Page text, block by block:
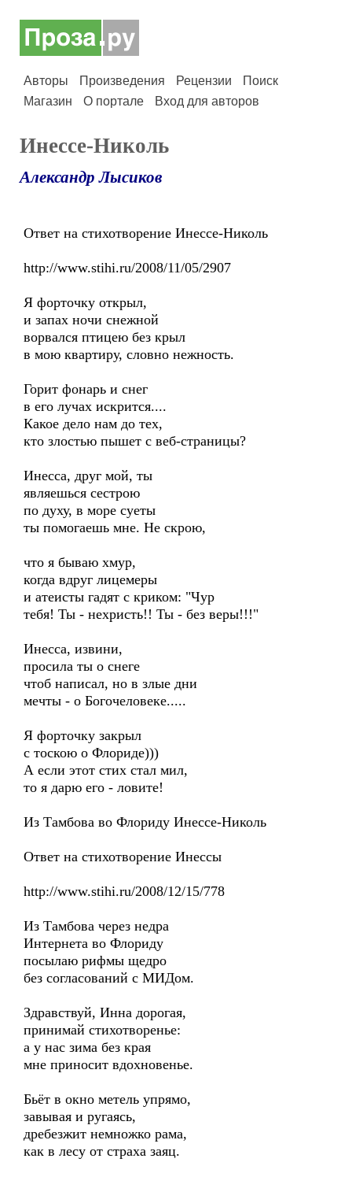
Авторы Произведения Рецензии
Поиск
Магазин
О портале Вход для авторов
Инессе-Николь
Александр Лысиков
Ответ на стихотворение Инессе-Николь
http://www.stihi.ru/2008/11/05/2907
Я форточку открыл,
и запах ночи снежной
ворвался птицею без крыл
в мою квартиру, словно нежность.
Горит фонарь и снег
в его лучах искрится....
Какое дело нам до тех,
кто злостью пышет с веб-страницы?
Инесса, друг мой, ты
являешься сестрою
по духу, в море суеты
ты помогаешь мне. Не скрою,
что я бываю хмур,
когда вдруг лицемеры
и атеисты гадят с криком: "Чур
тебя! Ты - нехристь!! Ты - без веры!!!"
Инесса, извини,
просила ты о снеге
чтоб написал, но в злые дни
мечты - о Богочеловеке.....
Я форточку закрыл
с тоскою о Флориде)))
А если этот стих стал мил,
то я дарю его - ловите!
Из Тамбова во Флориду Инессе-Николь
Ответ на стихотворение Инессы
http://www.stihi.ru/2008/12/15/778
Из Тамбова через недра
Интернета во Флориду
посылаю рифмы щедро
без согласований с МИДом.
Здравствуй, Инна дорогая,
принимай стихотворенье:
а у нас зима без края
мне приносит вдохновенье.
Бьёт в окно метель упрямо,
завывая и ругаясь,
дребезжит немножко рама,
как в лесу от страха заяц.